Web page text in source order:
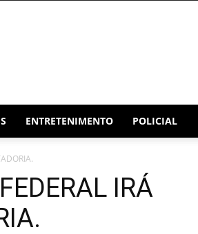
ENTRETENIMENTO POLICIAL
IRÁ